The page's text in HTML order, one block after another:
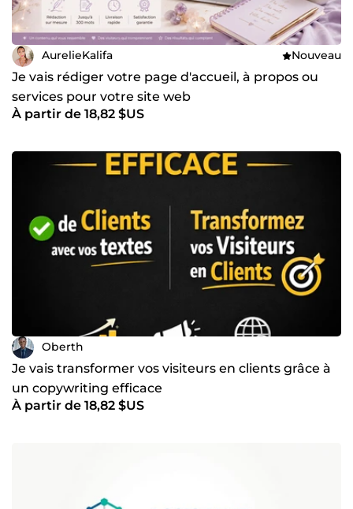
AurelieKalifa Nouveau
Je vais rédiger votre page d'accueil, à propos ou
services pour votre site web
À partir de 18,82 $US
Oberth
Je vais transformer vos visiteurs en clients grâce à
un copywriting efficace
À partir de 18,82 $US